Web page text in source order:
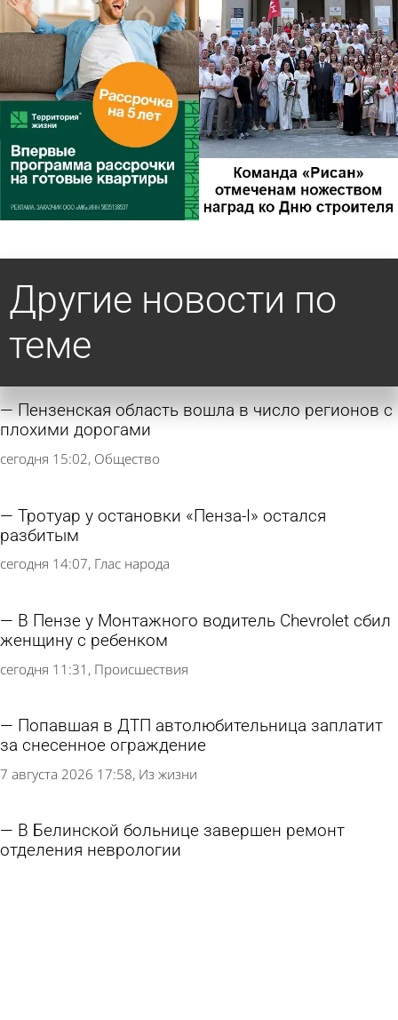
Другие новости по
теме
Пензенская область вошла в число регионов с
плохими дорогами
сегодня 15:02 Общество
Тротуар у остановки «Пенза-I» остался
разбитым
сегодня 14:07 Глас народа
В Пензе у Монтажного водитель Chevrolet сбил
женщину с ребенком
сегодня 11:31 Происшествия
Попавшая в ДТП автолюбительница заплатит
за снесенное ограждение
7 августа 2026 17:58 Из жизни
В Белинской больнице завершен ремонт
отделения неврологии